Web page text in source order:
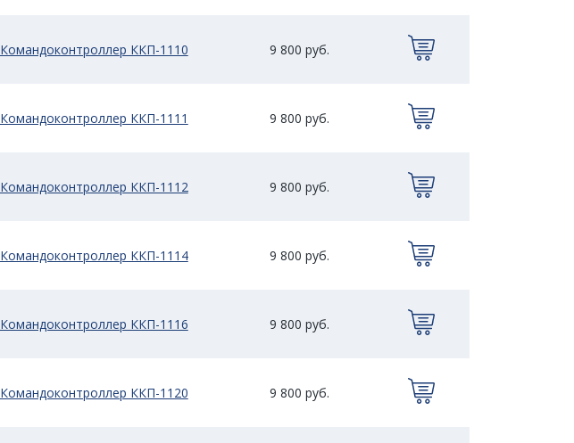
Командоконтроллер ККП-1110 9 800 руб.
Командоконтроллер ККП-1111 9 800 руб.
Командоконтроллер ККП-1112 9 800 руб.
Командоконтроллер ККП-1114 9 800 руб.
Командоконтроллер ККП-1116 9 800 руб.
Командоконтроллер ККП-1120 9 800 руб.